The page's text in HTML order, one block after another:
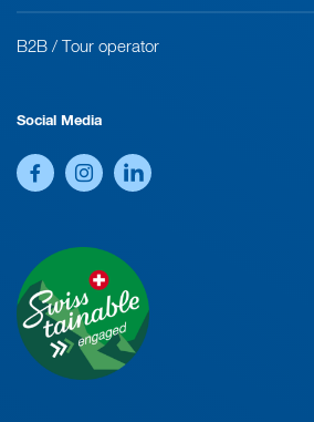
B2B / Tour operator
Social Media